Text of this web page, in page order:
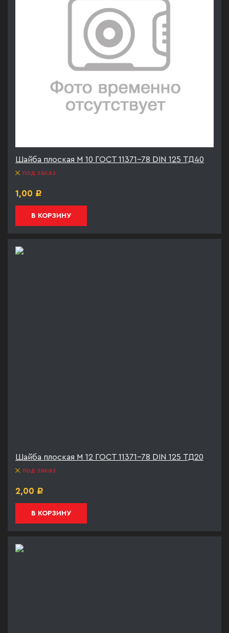
Шайба плоская М 10 ГОСТ 11371-78 DIN 125 ТД40
под заказ
1,00 Р
В КОРЗИНУ
Шайба плоская М 12 ГОСТ 11371-78 DIN 125 ТД20
под заказ
2,00 Р
В КОРЗИНУ